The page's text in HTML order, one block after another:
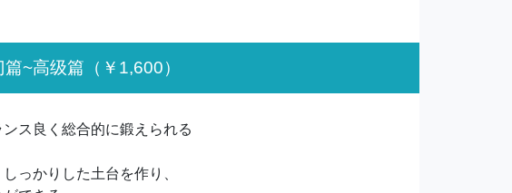
篇~高级篇 （￥1,600）
ス良く総合的に鍛えられる
っかりした土台を作り、